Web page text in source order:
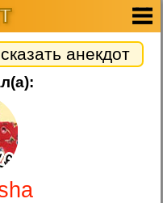
анекдот